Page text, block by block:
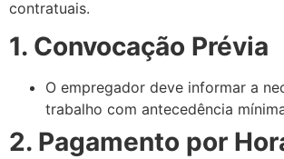
contratuais.
1. Convocação Prévia
O empregador deve informar a
trabalho com antecedência
2. Pagamento por